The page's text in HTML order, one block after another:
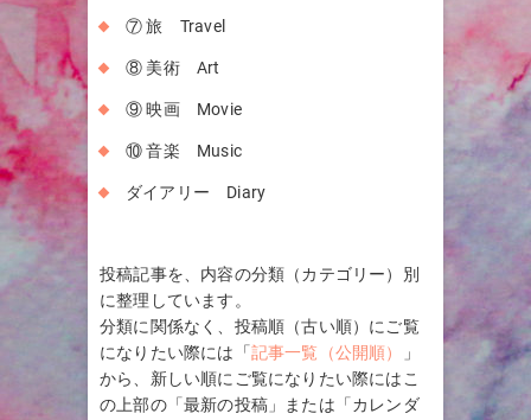
⑦ 旅 Travel
⑧ 美術 Art
⑨ 映画 Movie
⑩ 音楽 Music
ダイアリー Diary
投稿記事を、内容の分類（カテゴリー）別
に整理しています。
分類に関係なく、投稿順（古い順）にご覧
になりたい際には「記事一覧（公開順）
」
から、新しい順にご覧になりたい際にはこ
の上部の「最新の投稿」または「カレンダ